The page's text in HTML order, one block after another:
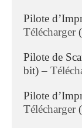
Pilote
Télécharger
Pilote de
bit) –
Pilote
Télécharger